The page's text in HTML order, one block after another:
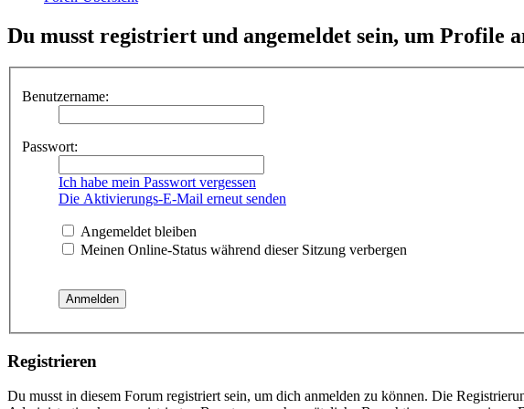
Du musst registriert und angemeldet sein, um Profile
Benutzername:
Passwort:
Ich habe mein Passwort vergessen
Die Aktivierungs-E-Mail erneut senden
Angemeldet bleiben
Meinen Online-Status während dieser Sitzung verbergen
Registrieren
Du musst in diesem Forum registriert sein, um dich anmelden zu können. Die